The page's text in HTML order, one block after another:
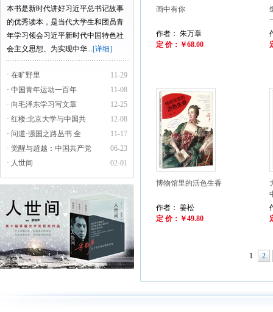
本书是新时代讲好习近平总书记故事
的优秀读本，是当代大学生和团员青
年学习领会习近平新时代中国特色社
会主义思想、为实现中华...[详细]
11-29
· 在旷野里
11-08
· 中国青年运动一百年
12-25
· 向毛泽东学习写文章
12-08
· 红楼:北京大学与中国共
11-17
· 问道·强国之路丛书 全
06-23
· 觉醒与超越：中国共产党
02-01
· 人世间
画中有你
作者： 朱万章
定 价：￥68.00
博物馆里的活色生香
作者： 姜松
定 价：￥49.80
1 2